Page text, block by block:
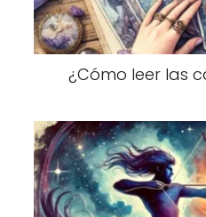
¿Cómo leer las